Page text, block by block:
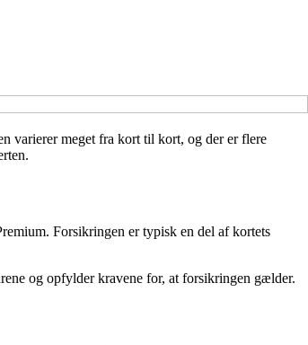
varierer meget fra kort til kort, og der er flere
Forsikringen er typisk en del af kortets
og opfylder kravene for, at forsikringen gælder.